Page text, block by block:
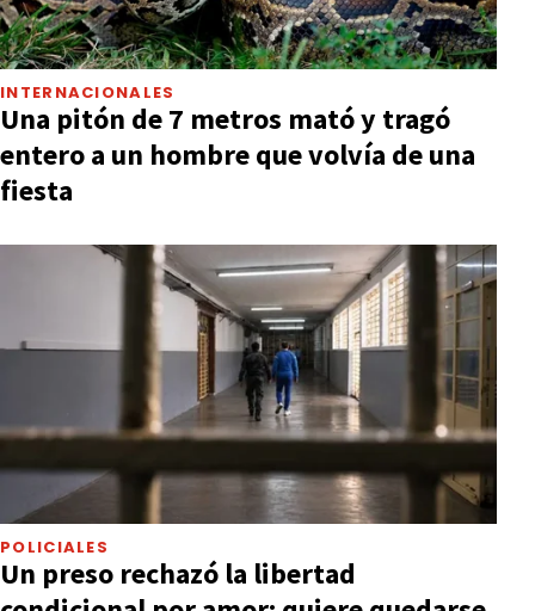
INTERNACIONALES
Una pitón de 7 metros mató y tragó
entero a un hombre que volvía de una
fiesta
POLICIALES
Un preso rechazó la libertad